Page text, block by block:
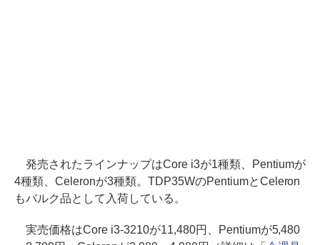
発売されたラインナップはCore i3が1種類、Pentiumが
4種類、Celeronが3種類。TDP35WのPentiumとCeleron
もバルク品として入荷している。
実売価格はCore i3-3210が11,480円、Pentiumが5,480